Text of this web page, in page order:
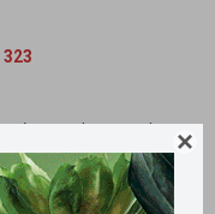

323
completa con aloe vera
de agua y transpiración.